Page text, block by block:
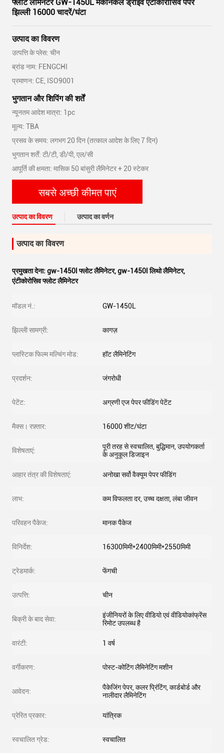
फ्लोट लैमिनेटर GW-1450L मैकेनिकल ड्राइव एंटीकोरोसिव पेपर
झिल्ली 16000 चादरें/घंटा
उत्पाद का विवरण
उत्पत्ति के प्लेस: चीन
ब्रांड नाम: FENGCHI
प्रमाणन: CE, ISO9001
भुगतान और शिपिंग की शर्तें
न्यूनतम आदेश मात्रा: 1pc
मूल्य: TBA
प्रसव के समय: लगभग 20 दिन (तत्काल आदेश के लिए 7 दिन)
भुगतान शर्तें: टी/टी, डी/पी, एल/सी
आपूर्ति की क्षमता: मासिक 50 बांसुरी लैमिनेटर + 20 स्टेकर
सबसे अच्छी कीमत पाएं
उत्पाद का विवरण उत्पाद का वर्णन
उत्पाद का विवरण
प्रमुखता देना: gw-1450l फ्लोट लैमिनेटर,gw-1450l लिथो लैमिनेटर,
एंटीकोरोसिव फ्लोट लैमिनेटर
मॉडल नं.: GW-1450L
झिल्ली सामग्री: कागज़
प्लास्टिक फिल्म मल्चिंग मोड: हॉट लैमिनेटिंग
प्रदर्शन: जंगरोधी
पेटेंट: अग्रणी एज पेपर फीडिंग पेटेंट
मैक्स। रफ़्तार: 16000 शीट/घंटा
विशेषताएं:
पूरी तरह से स्वचालित, बुद्धिमान, उपयोगकर्ता
के अनुकूल डिजाइन
आहार तंत्र की विशेषताएं: अनोखा सर्वो वैक्यूम पेपर फीडिंग
लाभ: कम विफलता दर, उच्च दक्षता, लंबा जीवन
परिवहन पैकेज: मानक पैकेज
विनिर्देश: 16300मिमी*2400मिमी*2550मिमी
ट्रेडमार्क: फेंगची
उत्पत्ति: चीन
बिक्री के बाद सेवा:
इंजीनियरों के लिए वीडियो एवं वीडियोकांफ्रेंस
रिमोट उपलब्ध है
वारंटी: 1 वर्ष
वर्गीकरण: पोस्ट-कोटिंग लैमिनेटिंग मशीन
आवेदन:
पैकेजिंग पेपर, कलर प्रिंटिंग, कार्डबोर्ड और
नालीदार लैमिनेटिंग
प्रेरित प्रकार: यांत्रिक
स्वचालित ग्रेड: स्वचालित